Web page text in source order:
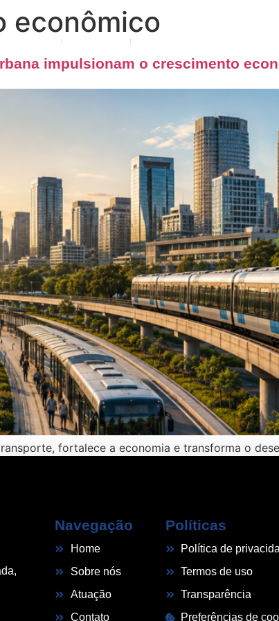
econômico
impulsionam o crescimento
fortalece a economia e transforma o
Navegação
Home
Sobre nós
Atuação
Contato
Políticas
Política de
Termos de uso
Transparência
Preferências de